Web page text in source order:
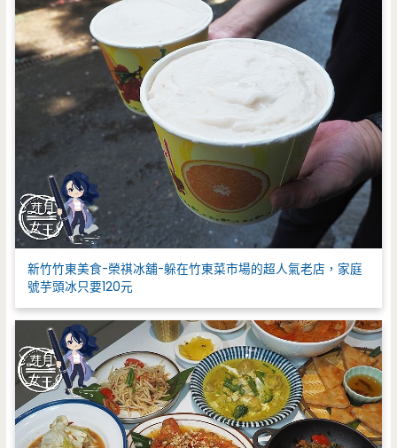
新竹竹東美食-榮祺冰舖-躲在竹東菜市場的超人氣老店，家庭
號芋頭冰只要120元